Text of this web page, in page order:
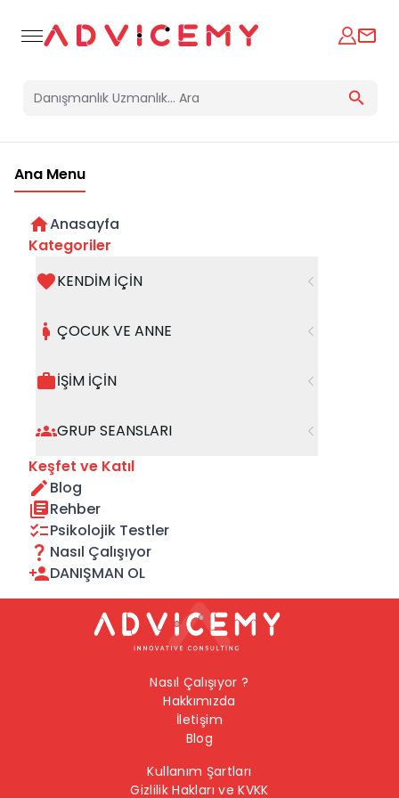
Ana Menu
Anasayfa
Kategoriler
KENDİM İÇİN
ÇOCUK VE ANNE
İŞİM İÇİN
GRUP SEANSLARI
Keşfet ve Katıl
Blog
Rehber
Psikolojik Testler
Nasıl Çalışıyor
DANIŞMAN OL
halinde whatsapp hattımızdan iletişime
Nasıl Çalışıyor ?
Hakkımızda
İletişim
Blog
Kullanım Şartları
Gizlilik Hakları ve KVKK